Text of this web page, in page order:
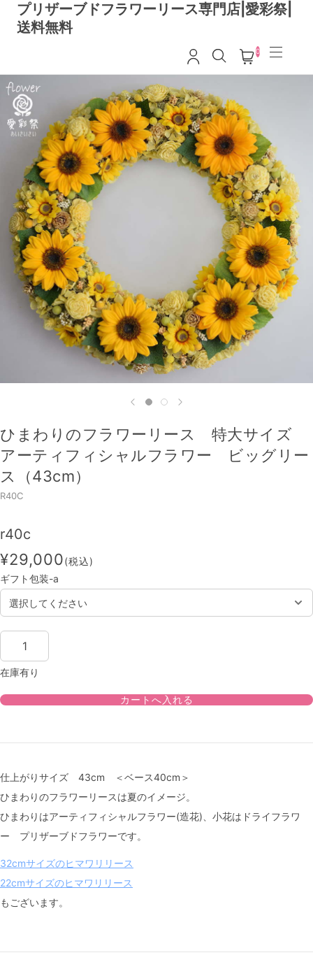
プリザーブドフラワーリース専門店|愛彩祭|
送料無料
0
ひまわりのフラワーリース 特大サイズ
アーティフィシャルフラワー ビッグリー
ス（43cm）
R40C
r40c
¥29,000(税込)
ギフト包装-a
在庫有り
仕上がりサイズ 43cm ＜ベース40cm＞
ひまわりのフラワーリースは夏のイメージ。
ひまわりはアーティフィシャルフラワー(造花)、小花はドライフラワ
ー プリザーブドフラワーです。
32cmサイズのヒマワリリース
22cmサイズのヒマワリリース
もございます。